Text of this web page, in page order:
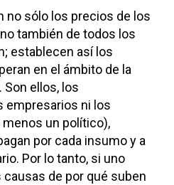
no sólo los precios de los
también de todos los
establecen así los
en el ámbito de la
ellos, los
empresarios ni los
un político),
por cada insumo y a
Por lo tanto, si uno
de por qué suben